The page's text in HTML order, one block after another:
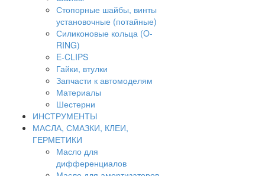
Стопорные шайбы, винты
установочные (потайные)
Силиконовые кольца (O-
RING)
E-CLIPS
Гайки, втулки
Запчасти к автомоделям
Материалы
Шестерни
ИНСТРУМЕНТЫ
МАСЛА, СМАЗКИ, КЛЕИ,
ГЕРМЕТИКИ
Масло для
дифференциалов